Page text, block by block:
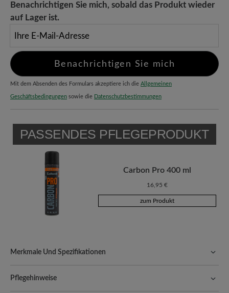
Benachrichtigen Sie mich, sobald das Produkt wieder
auf Lager ist.
Benachrichtigen Sie mich
Mit dem Absenden des Formulars akzeptiere ich die Allgemeinen
Geschäftsbedingungen sowie die Datenschutzbestimmungen
PASSENDES PFLEGEPRODUKT
Carbon Pro 400 ml
16,95 €
zum Produkt
Merkmale Und Spezifikationen
Natürlich geformte Schuhe, handgefertigt hergestellt.
Qualität, die man spürt:Glatte, strapazierfähige Oberfläche, die
Pflegehinweise